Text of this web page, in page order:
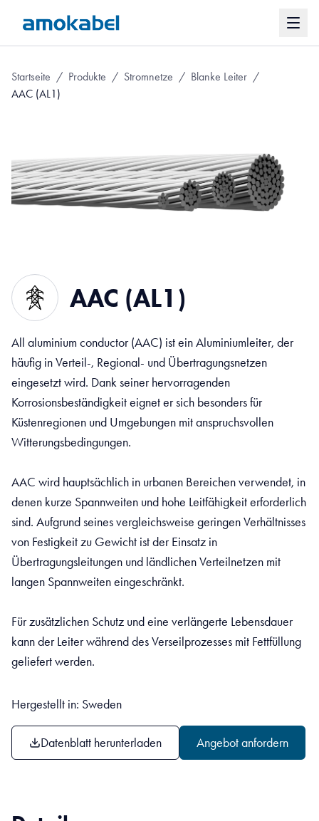
Startseite / Produkte / Stromnetze / Blanke Leiter /
AAC (AL1)
AAC (AL1)
All aluminium conductor (AAC) ist ein Aluminiumleiter, der
häufig in Verteil-, Regional- und Übertragungsnetzen
eingesetzt wird. Dank seiner hervorragenden
Korrosionsbeständigkeit eignet er sich besonders für
Küstenregionen und Umgebungen mit anspruchsvollen
Witterungsbedingungen.
AAC wird hauptsächlich in urbanen Bereichen verwendet, in
denen kurze Spannweiten und hohe Leitfähigkeit erforderlich
sind. Aufgrund seines vergleichsweise geringen Verhältnisses
von Festigkeit zu Gewicht ist der Einsatz in
Übertragungsleitungen und ländlichen Verteilnetzen mit
langen Spannweiten eingeschränkt.
Für zusätzlichen Schutz und eine verlängerte Lebensdauer
kann der Leiter während des Verseilprozesses mit Fettfüllung
geliefert werden.
Hergestellt in: Sweden
Datenblatt herunterladen Angebot anfordern